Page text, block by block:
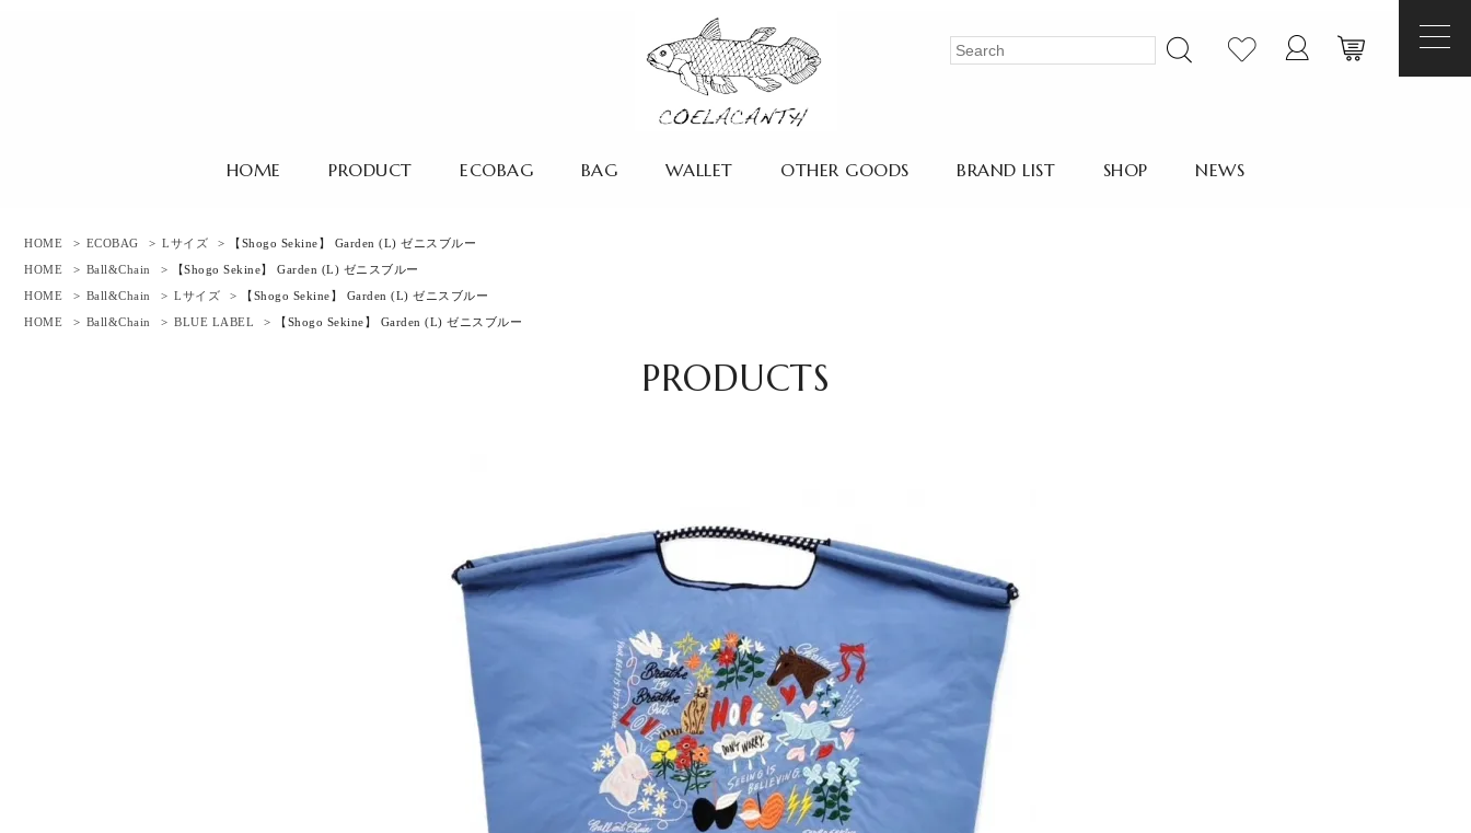
HOME PRODUCT ECOBAG BAG WALLET OTHER GOODS BRAND LIST SHOP NEWS
HOME > ECOBAG > Lサイズ
> 【Shogo Sekine】 Garden (L) ゼニスブルー
HOME
> Ball&Chain
> 【Shogo Sekine】 Garden (L) ゼニスブルー
HOME
> Ball&Chain > Lサイズ
> 【Shogo Sekine】 Garden (L) ゼニスブルー
HOME
> Ball&Chain > BLUE LABEL > 【Shogo Sekine】 Garden (L) ゼニスブルー
PRODUCTS